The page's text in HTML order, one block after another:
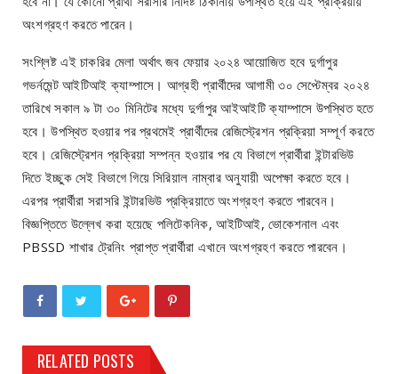
অংশগ্রহণ করতে পারেন।
সংশ্লিষ্ট এই চাকরির মেলা অর্থাৎ জব ফেয়ার ২০২৪ আয়োজিত হবে দুর্গাপুর
গভর্নমেন্ট আইটিআই ক্যাম্পাসে। আগ্রহী প্রার্থীদের আগামী ৩০ সেপ্টেম্বর ২০২৪
তারিখে সকাল ৯ টা ৩০ মিনিটের মধ্যে দুর্গাপুর আইআইটি ক্যাম্পাসে উপস্থিত হতে
হবে। উপস্থিত হওয়ার পর প্রথমেই প্রার্থীদের রেজিস্ট্রেশন প্রক্রিয়া সম্পূর্ণ করতে
হবে। রেজিস্ট্রেশন প্রক্রিয়া সম্পন্ন হওয়ার পর যে বিভাগে প্রার্থীরা ইন্টারভিউ
দিতে ইচ্ছুক সেই বিভাগে গিয়ে সিরিয়াল নাম্বার অনুযায়ী অপেক্ষা করতে হবে।
এরপর প্রার্থীরা সরাসরি ইন্টারভিউ প্রক্রিয়াতে অংশগ্রহণ করতে পারবেন।
বিজ্ঞপ্তিতে উল্লেখ করা হয়েছে পলিটেকনিক, আইটিআই, ভোকেশনাল এবং
PBSSD শাখার ট্রেনিং প্রাপ্ত প্রার্থীরা এখানে অংশগ্রহণ করতে পারবেন।
RELATED POSTS